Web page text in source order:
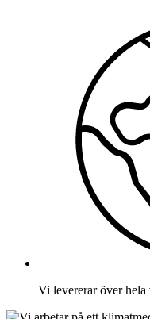
Vi levererar över